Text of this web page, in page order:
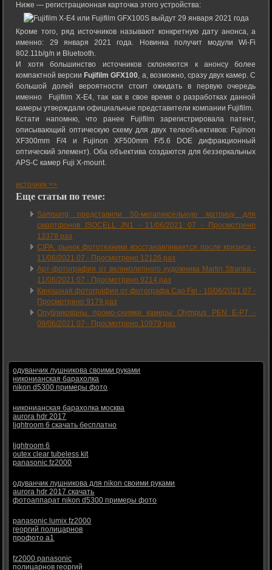
Ниже — регистрационная карточка этого устройства:
Кроме того, ряд источников называют конкретную дату анонса, а
именно: 29 января 2021 года. Новинка получит модули Wi-Fi
802.11b/g/n и Bluetooth.
И хотя большинство источников склоняются к анонсу более
компактной версии Fujifilm GFX100, а, возможно, сразу двух камер. С
большой долей вероятности стоит ожидать в первую очередь
именно Fujifilm X-E4, так как в свое время о разработках данной
камеры утверждали официальные представители компании Fujifilm.
Кстати напомню, что ранее Fujifilm зарегистрировала патент,
описывающий оптическую схему для двух телеобъективов: Fujinon
XF300mm F/4 и Fujinon XF500mm F/5.6 DOE дифракционный
оптический элемент). Оба объектива создаются для беззеркальных
APS-C камер Fuji X-mount.
источник >>
Еще статьи по теме:
Samsung представили 50-мегапиксельную матрицу для
смартфонов ISOCELL JN1 - 11/06/2021 07 -
Просмотрено
13378 раз
CIPA: рынок фототехники восстанавливается после кризиса -
11/06/2021 07 - Просмотрено 12126 раз
Арт-фотография от великолепного художника Martin Stranka -
11/06/2021 07 - Просмотрено 9214 раз
Киношная фотография от фотографа Cao Fei - 10/06/2021 07 -
Просмотрено 9179 раз
Опубликованы промо-снимки камеры Olympus PEN E-P7 -
09/06/2021 07 - Просмотрено 10979 раз
одуванчик лушникова своими руками
никонианская барахолка
nikon d5300 примеры фото
никонианская барахолка москва
aurora hdr 2017
lightroom 6 скачать бесплатно
lightroom 6
outex clear tubeless kit
panasonic fz2000
одуванчик лушникова для nikon своими руками
aurora hdr 2017 скачать
фотоаппарат nikon d5300 примеры фото
panasonic lumix fz2000
георгий полицарнов
профото а1
fz2000 panasonic
полицарнов георгий